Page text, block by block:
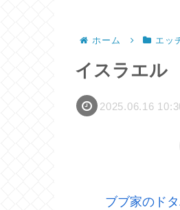
ホーム エッ
イスラエル
2025.06.16
ブブ家のド